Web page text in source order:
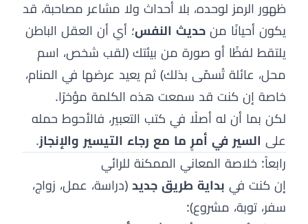
ظهور الرمز لوحده، بلا أحداث ولا مشاعر مصاحبة، قد
يكون أحيانًا منحديث النفس؛ أي أن العقل الباطن
يلتقط لفظًا أو صورة من بيئتك (لقب شخص، اسم
محل، عائلة تُسمّى بذلك) ثم يعيد عرضها في المنام،
خاصة إن كنت قد سمعت هذه الكلمة مؤخرًا.
لكن بما أن له أصلًا في كتب التعبير، فالأحوط حمله
على السير في أمرٍ ما مع رجاء التيسير والإنجاز.
رابعاً: خلاصة المعاني الممكنة للرائي
إن كنت في بداية طريق جديد(دراسة، عمل، زواج،
سفر، توبة، مشروع):